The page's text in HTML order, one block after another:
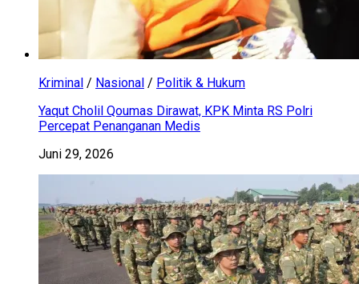
Kriminal / Nasional / Politik & Hukum
Yaqut Cholil Qoumas Dirawat, KPK Minta RS Polri
Percepat Penanganan Medis
Juni 29, 2026